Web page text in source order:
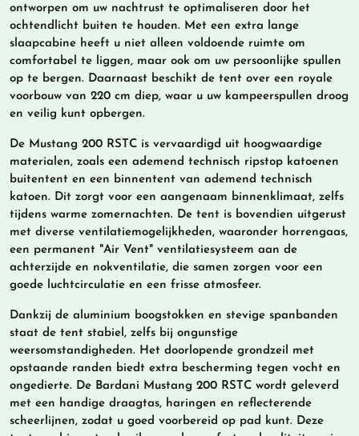
ontworpen om uw nachtrust te optimaliseren door het
ochtendlicht buiten te houden. Met een extra lange
slaapcabine heeft u niet alleen voldoende ruimte om
comfortabel te liggen, maar ook om uw persoonlijke spullen
op te bergen. Daarnaast beschikt de tent over een royale
voorbouw van 220 cm diep, waar u uw kampeerspullen droog
en veilig kunt opbergen.
De Mustang 200 RSTC is vervaardigd uit hoogwaardige
materialen, zoals een ademend technisch ripstop katoenen
buitentent en een binnentent van ademend technisch
katoen. Dit zorgt voor een aangenaam binnenklimaat, zelfs
tijdens warme zomernachten. De tent is bovendien uitgerust
met diverse ventilatiemogelijkheden, waaronder horrengaas,
een permanent "Air Vent" ventilatiesysteem aan de
achterzijde en nokventilatie, die samen zorgen voor een
goede luchtcirculatie en een frisse atmosfeer.
Dankzij de aluminium boogstokken en stevige spanbanden
staat de tent stabiel, zelfs bij ongunstige
weersomstandigheden. Het doorlopende grondzeil met
opstaande randen biedt extra bescherming tegen vocht en
ongedierte. De Bardani Mustang 200 RSTC wordt geleverd
met een handige draagtas, haringen en reflecterende
scheerlijnen, zodat u goed voorbereid op pad kunt. Deze